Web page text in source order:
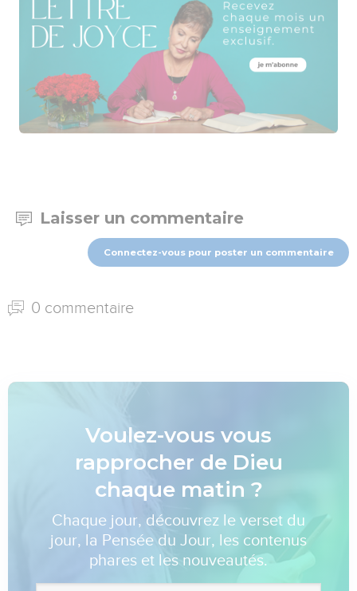
Laisser un commentaire
Connectez-vous pour poster un commentaire
0 commentaire
Voulez-vous vous
rapprocher de Dieu
chaque matin ?
Chaque jour, découvrez le verset du
jour, la Pensée du Jour, les contenus
phares et les nouveautés.